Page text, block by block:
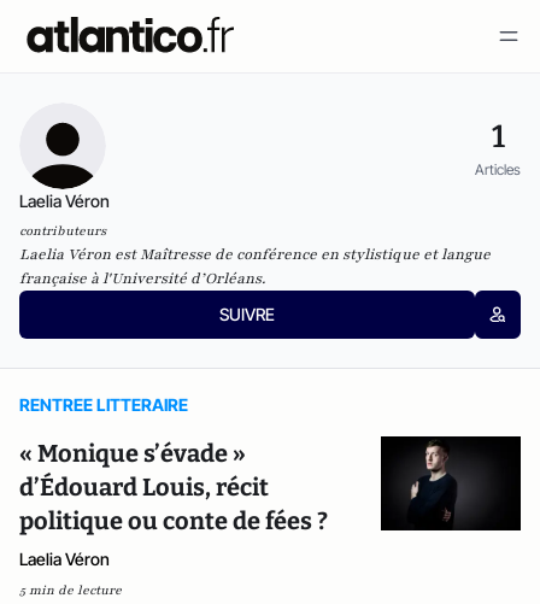
1
Articles
Laelia Véron
contributeurs
Laelia Véron est Maîtresse de conférence en stylistique et langue
française à l'Université d’Orléans.
SUIVRE
RENTREE LITTERAIRE
« Monique s’évade »
d’Édouard Louis, récit
politique ou conte de fées ?
Laelia Véron
5 min de lecture